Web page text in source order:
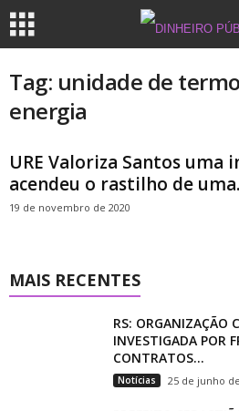
Tag: unidade de
energia
URE Valoriza Santos uma
acendeu o rastilho de
19 de novembro de 2020
MAIS RECENTES
RS: ORGANIZAÇÃO
INVESTIGADA POR
CONTRATOS...
Notícias 25 de junho